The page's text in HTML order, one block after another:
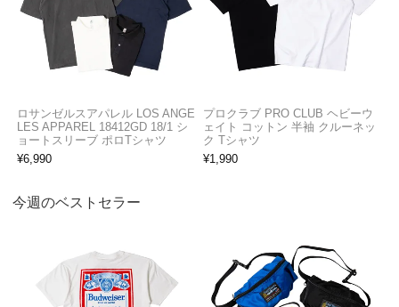
ロサンゼルスアパレル LOS ANGE
LES APPAREL 18412GD 18/1 シ
ョートスリーブ ポロTシャツ
¥6,990
プロクラブ PRO CLUB ヘビーウ
ェイト コットン 半袖 クルーネッ
ク Tシャツ
¥1,990
今週のベストセラー